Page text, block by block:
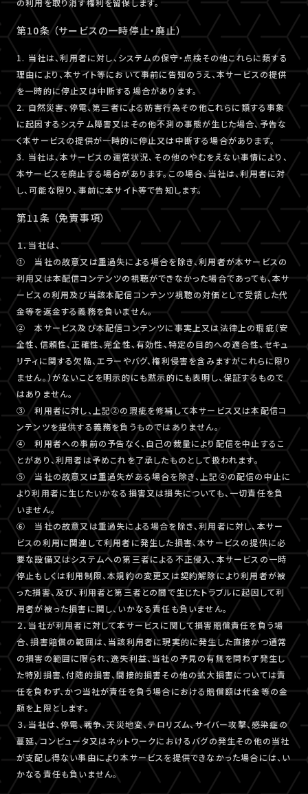
の利用を取り消す権利を留保します。
第10条 （サービスの一時停止・廃止）
1. 当社は、利用者に対し、システムの保守・点検その他これらに類する
理由により、本サイト等において事前に告知のうえ、本サービスの提供
を一時的に停止又は中断する場合があります。
2. 自然災害、停電、第三者による妨害行為その他これらに類する事象
に起因するシステム障害又はその他不測の事態が生じた場合、予告な
く本サービスの提供が一時的に停止又は中断する場合があります。
3. 当社は、本サービスの運営状況、その他のやむをえない事情により、
本サービスを廃止する場合があります。この場合、当社は、利用者に対
し、可能な限り、事前に本サイト等で告知します。
第11条 （免責事項）
１．当社は、
① 当社の故意又は重過失による場合を除き、利用者が本サービスの
利用又は本配信コンテンツの視聴ができなかった場合であっても、本サ
ービスの利用及び当該本配信コンテンツ視聴の対価として受領した代
金等を返金する義務を負いません。
② 本サービス及び本配信コンテンツに事実上又は法律上の瑕疵（安
全性、信頼性、正確性、完全性、有効性、特定の目的への適合性、セキュ
リティに関する欠陥、エラーやバグ、権利侵害を含みますがこれらに限り
ません。）がないことを明示的にも黙示的にも表明し、保証するもので
はありません。
③ 利用者に対し、上記②の瑕疵を修補して本サービス又は本配信コ
ンテンツを提供する義務を負うものではありません。
④ 利用者への事前の予告なく、自己の裁量により配信を中止するこ
とがあり、利用者は予めこれを了承したものとして扱われます。
⑤ 当社の故意又は重過失がある場合を除き、上記④の配信の中止に
より利用者に生じたいかなる損害又は損失についても、一切責任を負
いません。
⑥ 当社の故意又は重過失による場合を除き、利用者に対し、本サー
ビスの利用に関連して利用者に発生した損害、本サービスの提供に必
要な設備又はシステムへの第三者による不正侵入、本サービスの一時
停止もしくは利用制限、本規約の変更又は契約解除により利用者が被
った損害、及び、利用者と第三者との間で生じたトラブルに起因して利
用者が被った損害に関し、いかなる責任も負いません。
２．当社が利用者に対して本サービスに関して損害賠償責任を負う場
合、損害賠償の範囲は、当該利用者に現実的に発生した直接かつ通常
の損害の範囲に限られ、逸失利益、当社の予見の有無を問わず発生し
た特別損害、付随的損害、間接的損害その他の拡大損害については責
任を負わず、かつ当社が責任を負う場合における賠償額は代金等の金
額を上限とします。
３．当社は、停電、戦争、天災地変、テロリズム、サイバー攻撃、感染症の
蔓延、コンピュータ又はネットワークにおけるバグの発生その他の当社
が支配し得ない事由により本サービスを提供できなかった場合には、い
かなる責任も負いません。